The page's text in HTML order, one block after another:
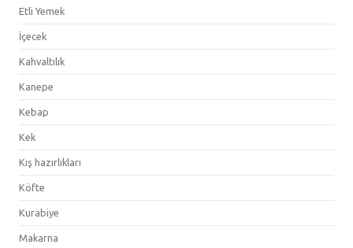
Etli Yemek
İçecek
Kahvaltılık
Kanepe
Kebap
Kek
Kış hazırlıkları
Köfte
Kurabiye
Makarna